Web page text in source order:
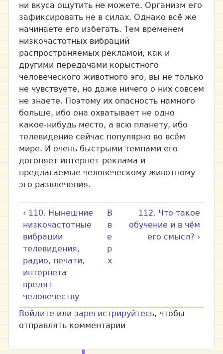
ни вкуса ощутить не можете. Организм его
зафиксировать не в силах. Однако всё же
начинаете его избегать. Тем временем
низкочастотных вибраций
распространяемых рекламой, как и
другими передачами корыстного
человеческого животного эго, вы не только
не чувствуете, но даже ничего о них совсем
не знаете. Поэтому их опасность намного
больше, ибо она охватывает не одно
какое-нибудь место, а всю планету, ибо
телевидение сейчас популярно во всём
мире. И очень быстрыми темпами его
догоняет интернет-реклама и
предлагаемые человеческому животному
эго развлечения.
‹ 110. Нынешние
низкочастотные
вибрации
телевидения,
радио, печати,
интернета
вредят
человечеству
В
в
е
р
х
112. Что такое
обучение и в чём
его смысл? ›
Войдите или зарегистрируйтесь, чтобы
отправлять комментарии